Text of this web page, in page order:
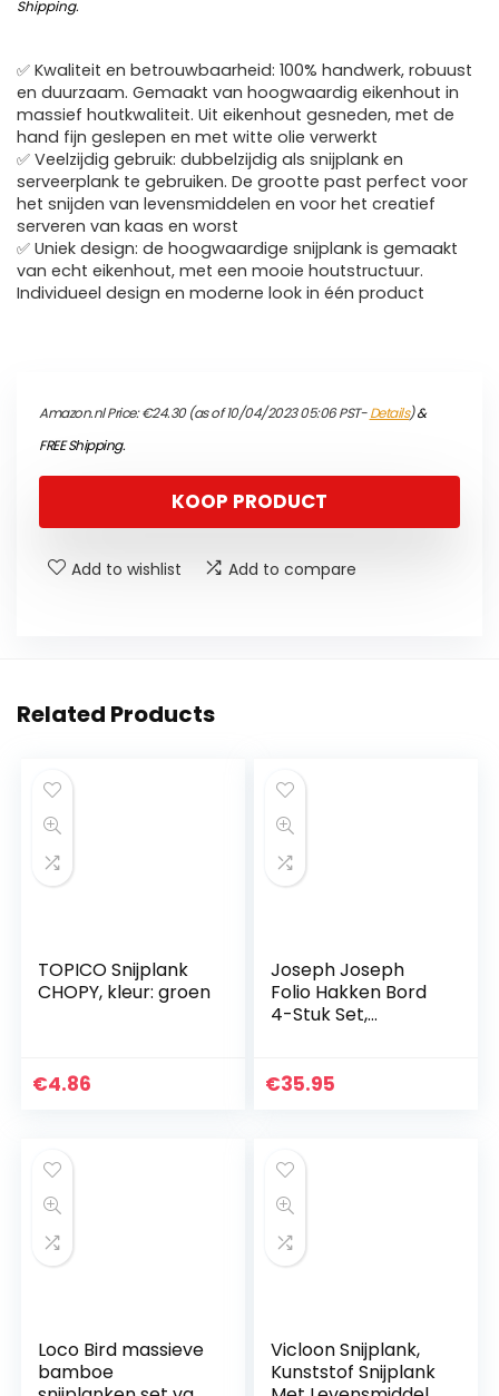
Shipping.
✅ Kwaliteit en betrouwbaarheid: 100% handwerk, robuust
en duurzaam. Gemaakt van hoogwaardig eikenhout in
massief houtkwaliteit. Uit eikenhout gesneden, met de
hand fijn geslepen en met witte olie verwerkt
✅ Veelzijdig gebruik: dubbelzijdig als snijplank en
serveerplank te gebruiken. De grootte past perfect voor
het snijden van levensmiddelen en voor het creatief
serveren van kaas en worst
✅ Uniek design: de hoogwaardige snijplank is gemaakt
van echt eikenhout, met een mooie houtstructuur.
Individueel design en moderne look in één product
Amazon.nl Price:€24.30(as of 10/04/2023 05:06 PST-Details)&
FREE Shipping.
KOOP PRODUCT
Add to wishlist Add to compare
Related Products
TOPICO Snijplank
CHOPY, kleur: groen
€4.86
Joseph Joseph
Folio Hakken Bord
4-Stuk Set,
€35.95
Loco Bird massieve
bamboe
Vicloon Snijplank,
Kunststof Snijplank